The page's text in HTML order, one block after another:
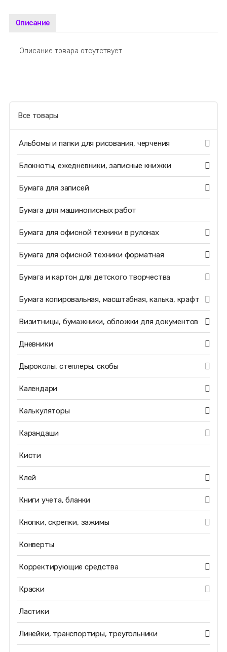
Описание
Описание товара отсутствует
Все товары
Альбомы и папки для рисования, черчения
Блокноты, ежедневники, записные книжки
Бумага для записей
Бумага для машинописных работ
Бумага для офисной техники в рулонах
Бумага для офисной техники форматная
Бумага и картон для детского творчества
Бумага копировальная, масштабная, калька, крафт
Визитницы, бумажники, обложки для документов
Дневники
Дыроколы, степлеры, скобы
Календари
Калькуляторы
Карандаши
Кисти
Клей
Книги учета, бланки
Кнопки, скрепки, зажимы
Конверты
Корректирующие средства
Краски
Ластики
Линейки, транспортиры, треугольники